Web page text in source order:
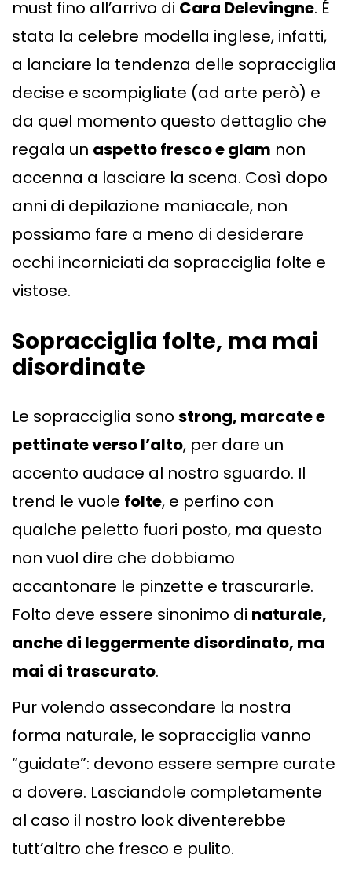
must fino all’arrivo di Cara Delevingne. É
stata la celebre modella inglese, infatti,
a lanciare la tendenza delle sopracciglia
decise e scompigliate (ad arte però) e
da quel momento questo dettaglio che
regala un aspetto fresco e glam non
accenna a lasciare la scena. Così dopo
anni di depilazione maniacale, non
possiamo fare a meno di desiderare
occhi incorniciati da sopracciglia folte e
vistose.
Sopracciglia folte, ma mai
disordinate
Le sopracciglia sono strong, marcate e
pettinate verso l’alto, per dare un
accento audace al nostro sguardo. Il
trend le vuole folte, e perfino con
qualche peletto fuori posto, ma questo
non vuol dire che dobbiamo
accantonare le pinzette e trascurarle.
Folto deve essere sinonimo di naturale,
anche di leggermente disordinato, ma
mai di trascurato.
Pur volendo assecondare la nostra
forma naturale, le sopracciglia vanno
“guidate”: devono essere sempre curate
a dovere. Lasciandole completamente
al caso il nostro look diventerebbe
tutt’altro che fresco e pulito.